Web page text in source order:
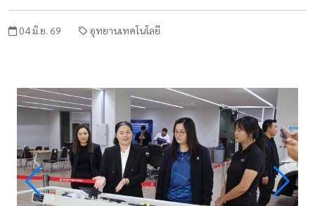
04 มิ.ย. 69 อุทยานเทคโนโลยี